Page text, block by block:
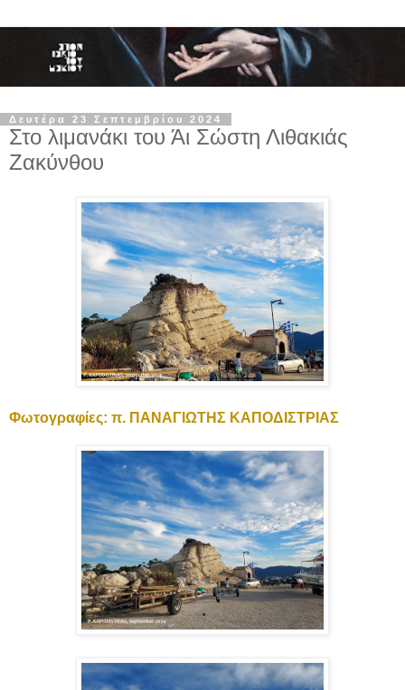
Δευτέρα 23 Σεπτεμβρίου 2024
Στο λιμανάκι του Άι Σώστη Λιθακιάς
Ζακύνθου
Φωτογραφίες: π. ΠΑΝΑΓΙΩΤΗΣ ΚΑΠΟΔΙΣΤΡΙΑΣ